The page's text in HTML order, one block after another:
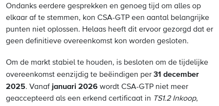
Ondanks eerdere gesprekken en genoeg tijd om alles op
elkaar af te stemmen, kon CSA-GTP een aantal belangrijke
punten niet oplossen. Helaas heeft dit ervoor gezorgd dat er
geen definitieve overeenkomst kon worden gesloten.
Om de markt stabiel te houden, is besloten om de tijdelijke
overeenkomst eenzijdig te beëindigen per 31 december
2025. Vanaf januari 2026 wordt CSA-GTP niet meer
geaccepteerd als een erkend certificaat in TS1.2 Inkoop,